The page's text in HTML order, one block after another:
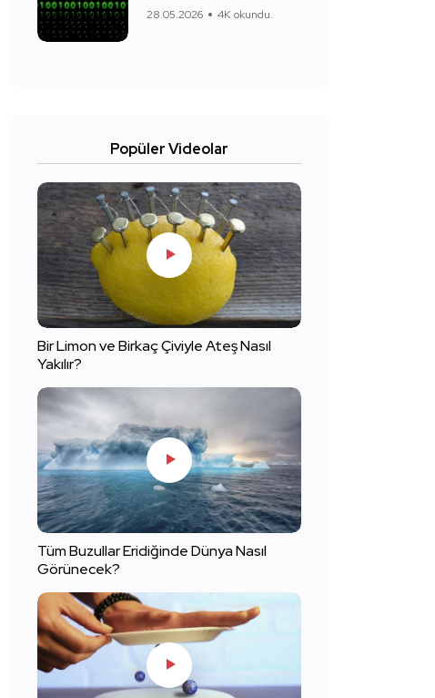
28.05.2026 4K okundu.
Popüler Videolar
Bir Limon ve Birkaç Çiviyle Ateş Nasıl
Yakılır?
Tüm Buzullar Eridiğinde Dünya Nasıl
Görünecek?